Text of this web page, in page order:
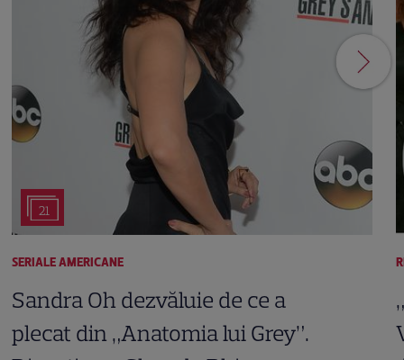
21
SERIALE AMERICANE
Sandra Oh dezvăluie de ce a
plecat din „Anatomia lui Grey”.